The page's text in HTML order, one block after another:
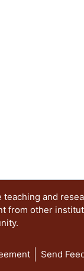
and
from other
Send